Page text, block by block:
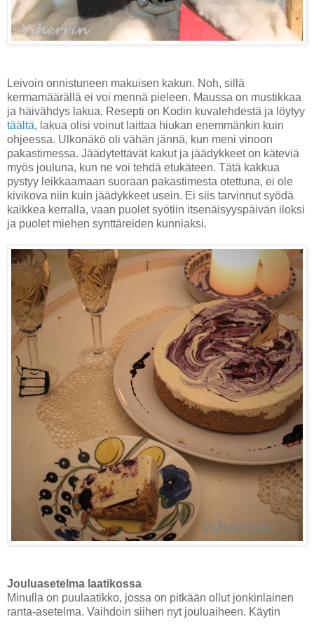
Leivoin onnistuneen makuisen kakun. Noh, sillä
kermamäärällä ei voi mennä pieleen. Maussa on mustikkaa
ja häivähdys lakua. Resepti on Kodin kuvalehdestä ja löytyy
täältä, lakua olisi voinut laittaa hiukan enemmänkin kuin
ohjeessa. Ulkonäkö oli vähän jännä, kun meni vinoon
pakastimessa. Jäädytettävät kakut ja jäädykkeet on käteviä
myös jouluna, kun ne voi tehdä etukäteen. Tätä kakkua
pystyy leikkaamaan suoraan pakastimesta otettuna, ei ole
kivikova niin kuin jäädykkeet usein. Ei siis tarvinnut syödä
kaikkea kerralla, vaan puolet syötiin itsenäisyyspäivän iloksi
ja puolet miehen synttäreiden kunniaksi.
Jouluasetelma laatikossa
Minulla on puulaatikko, jossa on pitkään ollut jonkinlainen
ranta-asetelma. Vaihdoin siihen nyt jouluaiheen. Käytin